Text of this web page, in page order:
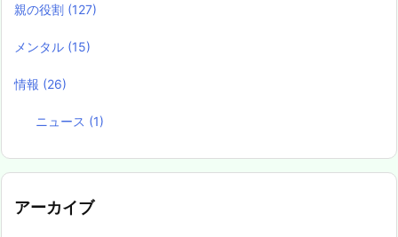
親の役割 (127)
メンタル (15)
情報 (26)
ニュース (1)
アーカイブ